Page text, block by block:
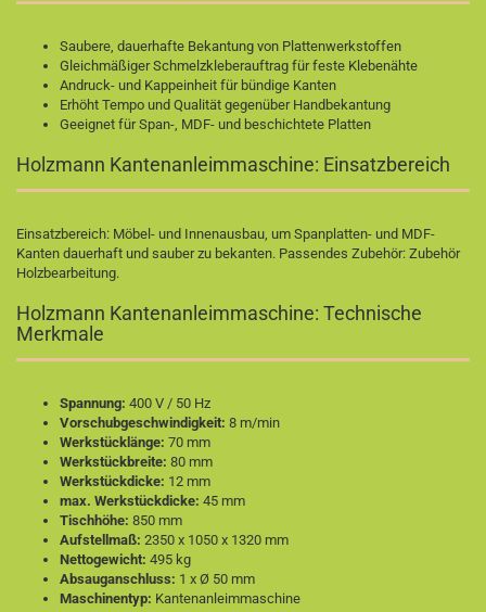
Saubere, dauerhafte Bekantung von Plattenwerkstoffen
Gleichmäßiger Schmelzkleberauftrag für feste Klebenähte
Andruck- und Kappeinheit für bündige Kanten
Erhöht Tempo und Qualität gegenüber Handbekantung
Geeignet für Span-, MDF- und beschichtete Platten
Holzmann Kantenanleimmaschine: Einsatzbereich
Einsatzbereich: Möbel- und Innenausbau, um Spanplatten- und MDF-
Kanten dauerhaft und sauber zu bekanten. Passendes Zubehör: Zubehör
Holzbearbeitung.
Holzmann Kantenanleimmaschine: Technische
Merkmale
Spannung: 400 V / 50 Hz
Vorschubgeschwindigkeit: 8 m/min
Werkstücklänge: 70 mm
Werkstückbreite: 80 mm
Werkstückdicke: 12 mm
max. Werkstückdicke: 45 mm
Tischhöhe: 850 mm
Aufstellmaß: 2350 x 1050 x 1320 mm
Nettogewicht: 495 kg
Absauganschluss: 1 x Ø 50 mm
Maschinentyp: Kantenanleimmaschine